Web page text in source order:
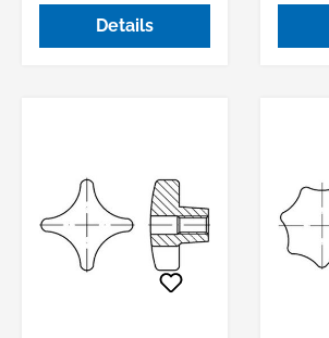
Gewinde, geneigte
GriffachseDetails